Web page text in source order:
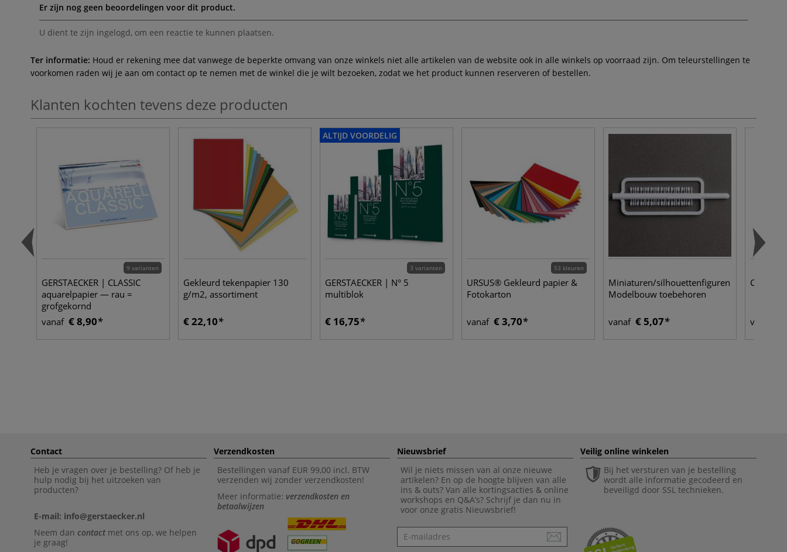
Er zijn nog geen beoordelingen voor dit product.
U dient te zijn ingelogd, om een reactie te kunnen plaatsen.
Ter informatie: Houd er rekening mee dat vanwege de beperkte omvang van onze winkels niet alle artikelen van de website ook in alle winkels op voorraad zijn. Om teleurstellingen te
voorkomen raden wij je aan om contact op te nemen met de winkel die je wilt bezoeken, zodat we het product kunnen reserveren of bestellen.
Klanten kochten tevens deze producten
9 varianten
GERSTAECKER | CLASSIC
aquarelpapier — rau =
grofgekornd
vanaf € 8,90
Gekleurd tekenpapier 130
g/m2, assortiment
€ 22,10
ALTIJD VOORDELIG
3 varianten
GERSTAECKER | N° 5
multiblok
€ 16,75
53 kleuren
URSUS® Gekleurd papier &
Fotokarton
vanaf € 3,70
Miniaturen/silhouettenfiguren
Modelbouw toebehoren
vanaf € 5,07 vanaf
Contact
Heb je vragen over je bestelling? Of heb je
hulp nodig bij het uitzoeken van
producten?
E-mail: info@gerstaecker.nl
Neem dan contactmet ons op, we helpen
je graag!
Verzendkosten
Bestellingen vanaf EUR 99,00 incl. BTW
verzenden wij zonder verzendkosten!
Meer informatie: verzendkosten en
betaalwijzen
Nieuwsbrief
Wil je niets missen van al onze nieuwe
artikelen? En op de hoogte blijven van alle
ins & outs? Van alle kortingsacties & online
workshops en Q&A’s? Schrijf je dan nu in
voor onze gratis Nieuwsbrief!
Nieuwsbrief
Veilig online winkelen
Bij het versturen van je bestelling
wordt alle informatie gecodeerd en
beveiligd door SSL technieken.